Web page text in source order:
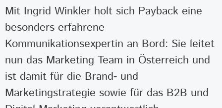
Mit Ingrid Winkler holt sich Payback eine
besonders erfahrene
Kommunikationsexpertin an Bord: Sie leitet
nun das Marketing Team in Österreich und
ist damit für die Brand- und
Marketingstrategie sowie für das B2B und